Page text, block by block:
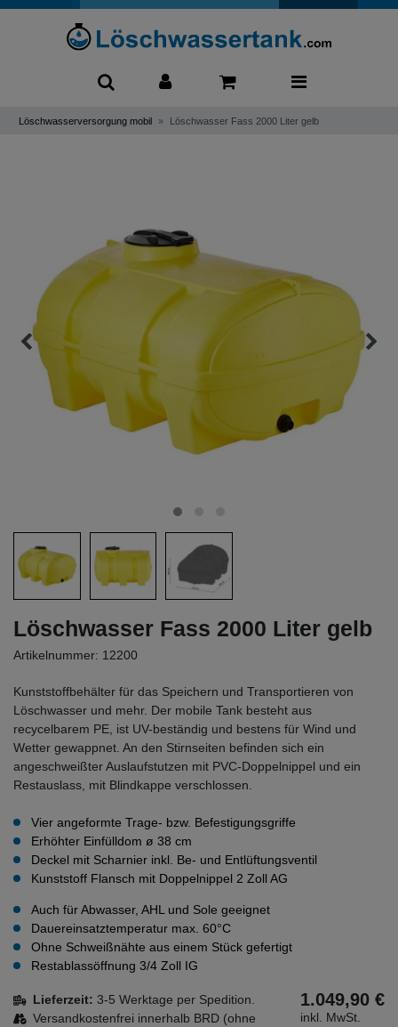
Löschwasserversorgung mobil Löschwasser Fass 2000 Liter gelb
Löschwasser Fass 2000 Liter gelb
Artikelnummer: 12200
Kunststoffbehälter für das Speichern und Transportieren von
Löschwasser und mehr. Der mobile Tank besteht aus
recycelbarem PE, ist UV-beständig und bestens für Wind und
Wetter gewappnet. An den Stirnseiten befinden sich ein
angeschweißter Auslaufstutzen mit PVC-Doppelnippel und ein
Restauslass, mit Blindkappe verschlossen.
Vier angeformte Trage- bzw. Befestigungsgriffe
Erhöhter Einfülldom ø 38 cm
Deckel mit Scharnier inkl. Be- und Entlüftungsventil
Kunststoff Flansch mit Doppelnippel 2 Zoll AG
Auch für Abwasser, AHL und Sole geeignet
Dauereinsatztemperatur max. 60°C
Ohne Schweißnähte aus einem Stück gefertigt
Restablassöffnung 3/4 Zoll IG
Lieferzeit: 3-5 Werktage per Spedition.
Versandkostenfrei innerhalb BRD (ohne
1.049,90 €
inkl. MwSt.